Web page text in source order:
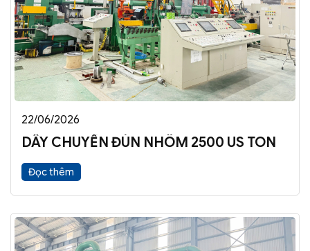
22/06/2026
DÂY CHUYỀN ĐÙN NHÔM 2500 US TON
Đọc thêm